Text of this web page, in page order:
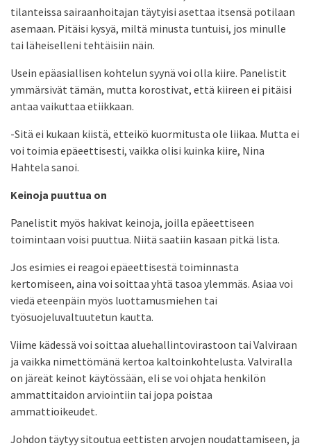
tilanteissa sairaanhoitajan täytyisi asettaa itsensä potilaan
asemaan. Pitäisi kysyä, miltä minusta tuntuisi, jos minulle
tai läheiselleni tehtäisiin näin.
Usein epäasiallisen kohtelun syynä voi olla kiire. Panelistit
ymmärsivät tämän, mutta korostivat, että kiireen ei pitäisi
antaa vaikuttaa etiikkaan.
-Sitä ei kukaan kiistä, etteikö kuormitusta ole liikaa. Mutta ei
voi toimia epäeettisesti, vaikka olisi kuinka kiire, Nina
Hahtela sanoi.
Keinoja puuttua on
Panelistit myös hakivat keinoja, joilla epäeettiseen
toimintaan voisi puuttua. Niitä saatiin kasaan pitkä lista.
Jos esimies ei reagoi epäeettisestä toiminnasta
kertomiseen, aina voi soittaa yhtä tasoa ylemmäs. Asiaa voi
viedä eteenpäin myös luottamusmiehen tai
työsuojeluvaltuutetun kautta.
Viime kädessä voi soittaa aluehallintovirastoon tai Valviraan
ja vaikka nimettömänä kertoa kaltoinkohtelusta. Valviralla
on järeät keinot käytössään, eli se voi ohjata henkilön
ammattitaidon arviointiin tai jopa poistaa
ammattioikeudet.
Johdon täytyy sitoutua eettisten arvojen noudattamiseen, ja